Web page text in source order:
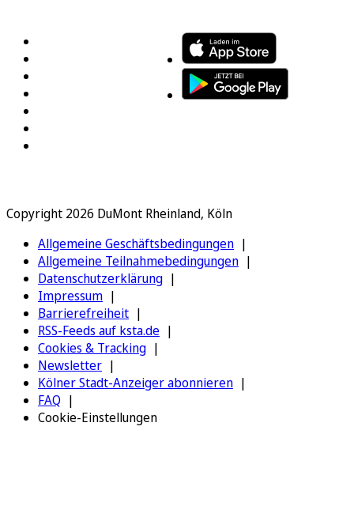
Copyright 2026 DuMont Rheinland, Köln
Allgemeine Geschäftsbedingungen
Allgemeine Teilnahmebedingungen
Datenschutzerklärung
Impressum
Barrierefreiheit
RSS-Feeds auf ksta.de
Cookies & Tracking
Newsletter
Kölner Stadt-Anzeiger abonnieren
FAQ
Cookie-Einstellungen